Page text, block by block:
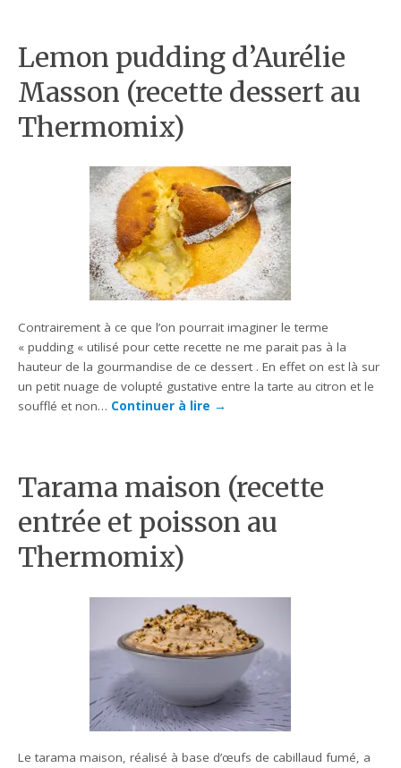
Lemon pudding d’Aurélie
Masson (recette dessert au
Thermomix)
Contrairement à ce que l’on pourrait imaginer le terme
« pudding « utilisé pour cette recette ne me parait pas à la
hauteur de la gourmandise de ce dessert . En effet on est là sur
un petit nuage de volupté gustative entre la tarte au citron et le
soufflé et non… Continuer à lire →
Tarama maison (recette
entrée et poisson au
Thermomix)
Le tarama maison, réalisé à base d’œufs de cabillaud fumé, a